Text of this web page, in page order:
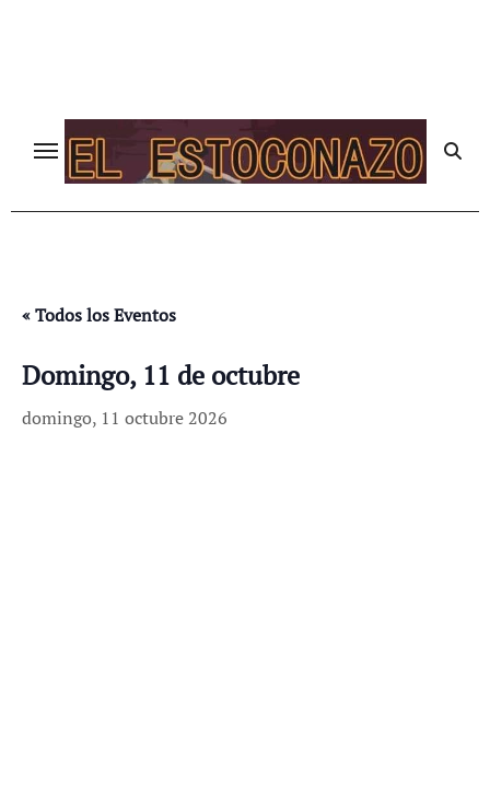
« Todos los Eventos
Domingo, 11 de octubre
domingo, 11 octubre 2026